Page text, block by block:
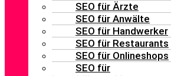
SEO für Ärzte
SEO für Anwälte
SEO für Handwerker
SEO für Restaurants
SEO für Onlineshops
SEO für